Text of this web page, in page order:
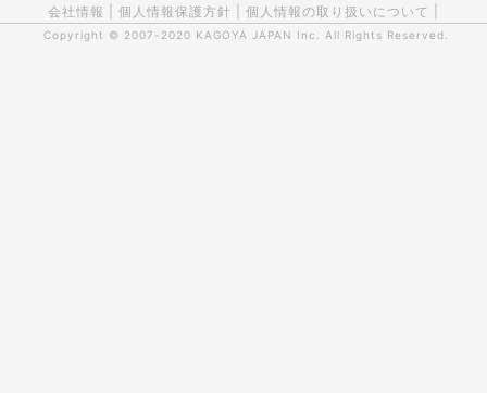
会社情報 個人情報保護方針 個人情報の取り扱いについて
Copyright © 2007-2020 KAGOYA JAPAN Inc. All Rights Reserved.